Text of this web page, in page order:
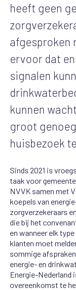
heeft geen
afgesproken
ervoor dat
signalen
kunnen
groot
huisbezoek
Sinds 2021 is
taak voor
NVVK samen met
koepels van
zorgverzekeraars
die bij het
en wanneer elk
klanten moet
sommige
energie- en
Energie-Nederland
overeenkomst te